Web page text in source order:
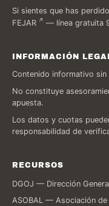
Si sientes que has
FEJAR
— línea gratuita
INFORMACIÓN
Contenido informativo
No constituye
apuesta.
Los datos y cuotas
responsabilidad de
RECURSOS
DGOJ — Dirección
ASOBAL — Asociación de